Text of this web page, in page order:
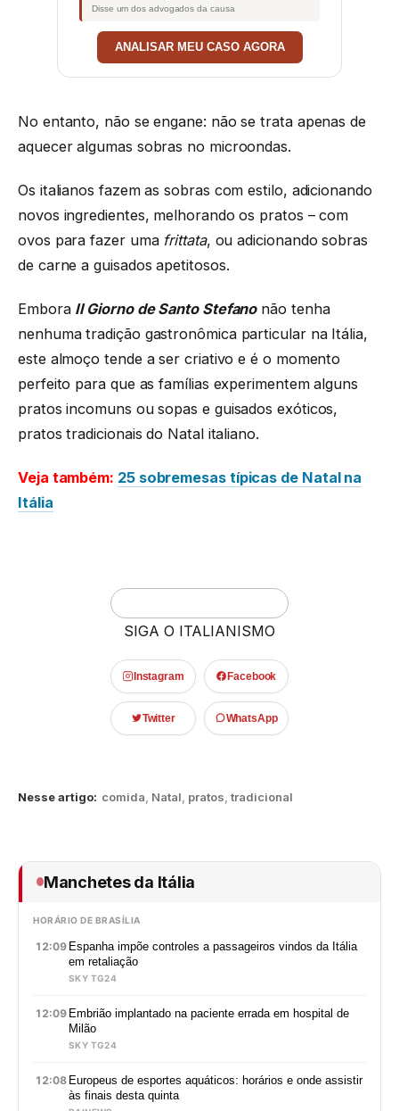
Disse um dos advogados da causa
ANALISAR MEU CASO AGORA
No entanto, não se engane: não se trata apenas de
aquecer algumas sobras no microondas.
Os italianos fazem as sobras com estilo, adicionando
novos ingredientes, melhorando os pratos – com
ovos para fazer uma frittata, ou adicionando sobras
de carne a guisados apetitosos.
Embora Il Giorno de Santo Stefanonão tenha
nenhuma tradição gastronômica particular na Itália,
este almoço tende a ser criativo e é o momento
perfeito para que as famílias experimentem alguns
pratos incomuns ou sopas e guisados exóticos,
pratos tradicionais do Natal italiano.
Veja também: 25 sobremesas típicas de Natal na
Itália
SIGA O ITALIANISMO
Instagram Facebook
Twitter WhatsApp
Nesse artigo: comida Natal pratos tradicional
Manchetes da Itália
HORÁRIO DE BRASÍLIA
12:09 Espanha impõe controles a passageiros vindos da Itália
em retaliação
SKY TG24
12:09 Embrião implantado na paciente errada em hospital de
Milão
SKY TG24
12:08 Europeus de esportes aquáticos: horários e onde assistir
às finais desta quinta